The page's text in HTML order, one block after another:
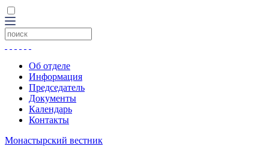
Об отделе
Информация
Председатель
Документы
Календарь
Контакты
Монастырский вестник